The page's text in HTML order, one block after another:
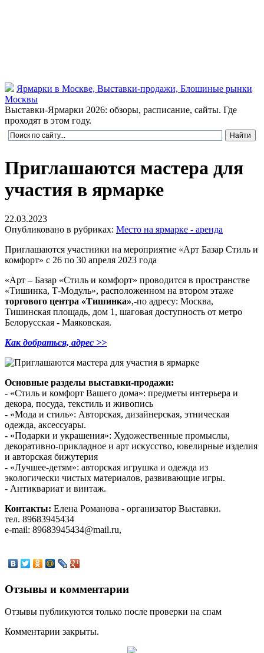
Ярмарки в Москве, Выставки-продажи, Блошиные рынки
Москвы
Выставки-Ярмарки 2026: обзоры, расписание, сайты. Где
проходят в этом году.
Приглашаются мастера для
участия в ярмарке
22.03.2023
Опубликовано в рубриках: Место на ярмарке - аренда
Приглашаются участники на мероприятие «Арт Базар Стиль и
комфорт» с 26 по 30 апреля 2023 года
«Арт – Базар «Стиль и комфорт» проводится в пространстве
«Тишинка, Т-Модуль», расположенном на втором этаже
торгового центра «Тишинка»,-по адресу: Москва,
Тишинская площадь, дом 1, шаговая доступность от метро
Белорусская - Маяковская.
Как добраться, адрес >>
Основные разделы выставки-продажи:
- «Стиль и комфорт Вашего дома»: предметы интерьера и
декора, посуда, текстиль и живопись
- «Мода и стиль»: Авторская, дизайнерская, этническая
одежда, аксессуары.
- «Подарки и украшения»: Художественные промыслы,
декоративно-прикладное и арт искусство, ювелирные изделия
и авторская бижутерия
- «Лучшее-детям»: авторская игрушка и одежда из
экологически чистых материалов, развивающие игры.
- Антиквариат и винтаж.
Контакты: Елена Романова - организатор Выставки.
тел. 89683945434
e-mail: 89683945434@mail.ru,
Отзывы и комментарии
Отзывы публикуются только после проверки на спам
Комментарии закрыты.